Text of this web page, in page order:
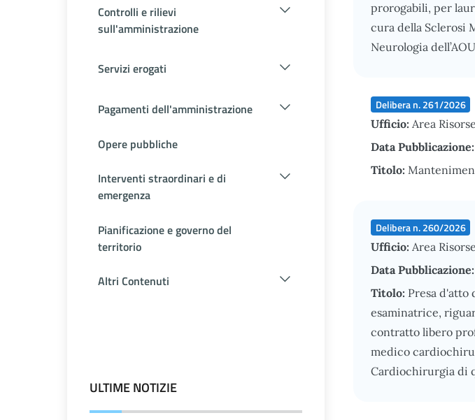
Controlli e rilievi
sull'amministrazione
Servizi erogati
Pagamenti dell'amministrazione
Opere pubbliche
Interventi straordinari e di
emergenza
Pianificazione e governo del
territorio
Altri Contenuti
ULTIME NOTIZIE
prorogabili, per
cura della Sclerosi
Neurologia
Delibera n. 261/2026
Ufficio: Area
Data Pubblicazione:
Titolo:
Delibera n. 260/2026
Ufficio: Area
Data Pubblicazione:
Titolo: Presa d'atto
esaminatrice,
contratto libero
medico
Cardiochirurgia di